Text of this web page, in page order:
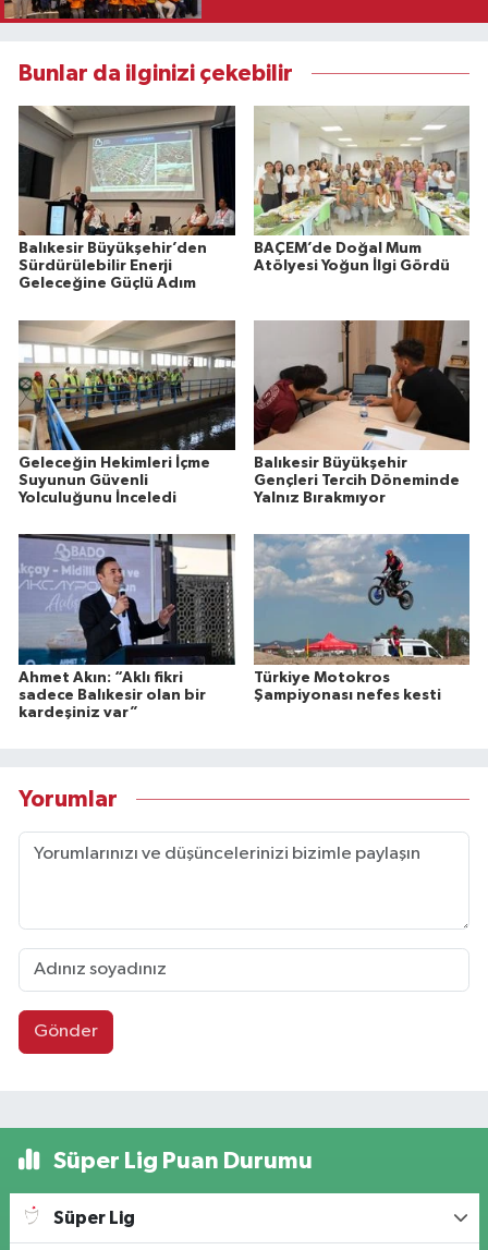
Bunlar da ilginizi çekebilir
Balıkesir Büyükşehir’den
Sürdürülebilir Enerji
Geleceğine Güçlü Adım
BAÇEM’de Doğal Mum
Atölyesi Yoğun İlgi Gördü
Geleceğin Hekimleri İçme
Suyunun Güvenli
Yolculuğunu İnceledi
Balıkesir Büyükşehir
Gençleri Tercih Döneminde
Yalnız Bırakmıyor
Ahmet Akın: “Aklı fikri
sadece Balıkesir olan bir
kardeşiniz var”
Türkiye Motokros
Şampiyonası nefes kesti
Yorumlar
Gönder
Süper Lig Puan Durumu
Süper Lig